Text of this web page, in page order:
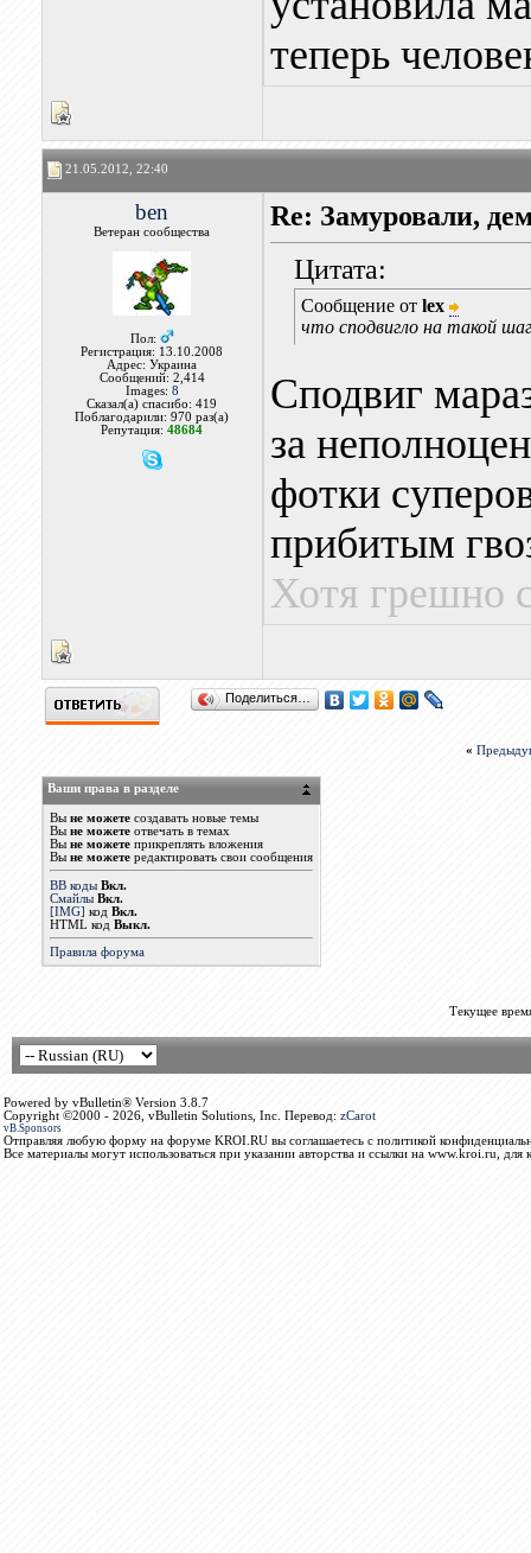
теперь
21.05.2012, 22:40
ben
Ветеран сообщества
Пол:
Регистрация: 13.10.2008
Адрес: Украина
Сообщений: 2,414
Images: 8
Сказал(а) спасибо: 419
Поблагодарили: 970 раз(а)
Репутация:48684
Re: Замуровали,
Цитата:
Сообщение от lex
что сподвигло на такой
Сподвиг
за
фотки
прибитым
Хотя грешно
Поделиться…
«
Ваши права в разделе
Вы не можетесоздавать новые темы
Вы не можетеотвечать в темах
Вы не можетеприкреплять вложения
Вы не можетередактировать свои сообщения
BB коды Вкл.
Смайлы Вкл.
[IMG] код Вкл.
HTML код Выкл.
Правила форума
Текущее
Powered by vBulletin® Version 3.8.7
Copyright ©2000 - 2026, vBulletin Solutions, Inc. Перевод: zCarot
vB.Sponsors
Отправляя любую форму на форуме KROI.RU вы соглашаетесь с политикой
Все материалы могут использоваться при указании авторства и ссылки на www.kroi.ru, для